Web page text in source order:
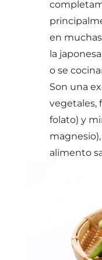
en
la
o se
Son una
vegetales,
folato) y
alimento